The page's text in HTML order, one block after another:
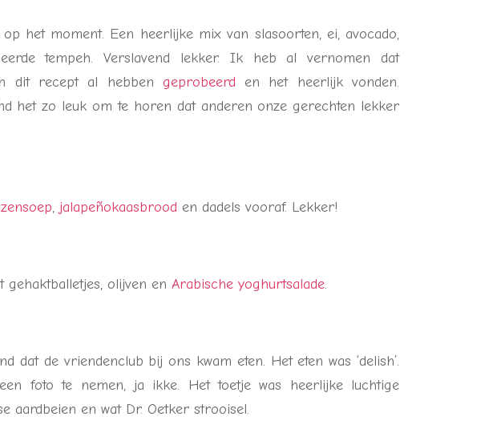
het moment. Een heerlijke mix van slasoorten, ei, avocado,
tempeh. Verslavend lekker. Ik heb al vernomen dat
dit recept al hebben geprobeerd en het heerlijk vonden.
het zo leuk om te horen dat anderen onze gerechten lekker
, jalapeñokaasbrood en dadels vooraf. Lekker!
gehaktballetjes, olijven en Arabische yoghurtsalade.
dat de vriendenclub bij ons kwam eten. Het eten was ‘delish’.
foto te nemen, ja ikke. Het toetje was heerlijke luchtige
aardbeien en wat Dr. Oetker strooisel.